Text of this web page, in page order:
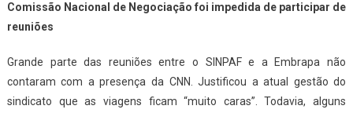
Comissão Nacional de Negociação foi impedida de participar de
reuniões
Grande parte das reuniões entre o SINPAF e a Embrapa não
contaram com a presença da CNN. Justificou a atual gestão do
sindicato que as viagens ficam “muito caras”. Todavia, alguns